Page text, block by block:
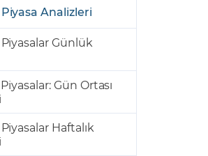
Videoları
Analizleri
Günlük
Gün Ortası
Haftalık